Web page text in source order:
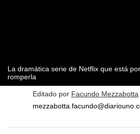
La dramática serie de Netflix que está
romperla
Editado por Facundo Mezzabotta